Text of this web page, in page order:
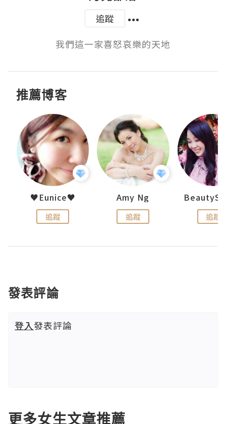
追蹤
我們這一家喜怒哀樂的天地
推薦博客
♥Eunice♥
追蹤
Amy Ng
追蹤 追蹤
發表評論
登入發表評論
更多女生文章推薦